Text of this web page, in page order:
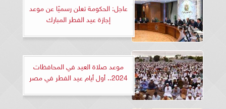
عاجل: الحكومة تعلن رسميًا عن موعد
إجازة عيد الفطر المبارك
موعد صلاة العيد في المحافظات
2024.. أول أيام عيد الفطر في مصر